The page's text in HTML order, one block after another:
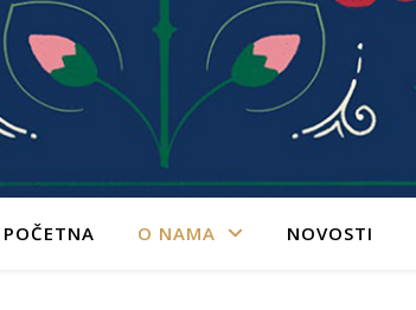
POČETNA O NAMA NOVOSTI